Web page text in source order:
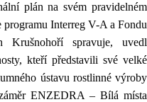
plán na svém pravidelném
programu Interreg V-A a Fondu
Krušnohoří spravuje, uvedl
kteří představili své velké
ústavu rostlinné výroby
ENZEDRA – Bílá místa